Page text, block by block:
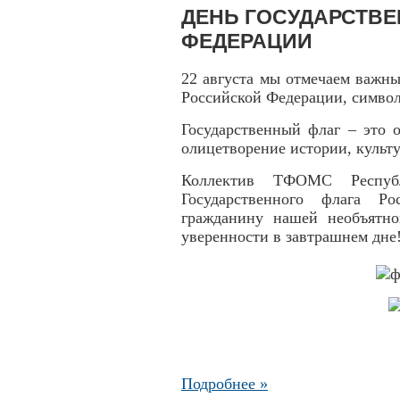
ДЕНЬ
ФЕДЕРАЦИИ
22 августа мы отмечаем
Российской Федерации,
Государственный флаг –
олицетворение истории,
Коллектив ТФОМС
Государственного флага
гражданину нашей
уверенности в завтрашнем
Подробнее »